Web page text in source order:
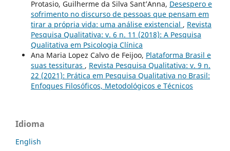
Protasio, Guilherme da Silva Sant’Anna, Desespero e
sofrimento no discurso de pessoas que pensam em
tirar a própria vida: uma análise existencial , Revista
Pesquisa Qualitativa: v. 6 n. 11 (2018): A Pesquisa
Qualitativa em Psicologia Clí­nica
Ana Maria Lopez Calvo de Feijoo, Plataforma Brasil e
suas tessituras , Revista Pesquisa Qualitativa: v. 9 n.
22 (2021): Prática em Pesquisa Qualitativa no Brasil:
Enfoques Filosóficos, Metodológicos e Técnicos
Idioma
English